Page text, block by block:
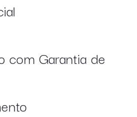
com Garantia de